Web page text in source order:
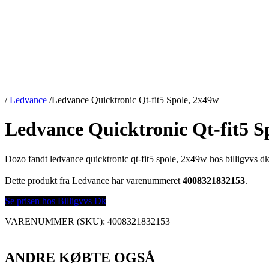
/ Ledvance /Ledvance Quicktronic Qt-fit5 Spole, 2x49w
Ledvance Quicktronic Qt-fit5
Dozo fandt ledvance quicktronic qt-fit5 spole, 2x49w hos billigvvs
Dette produkt fra Ledvance har varenummeret 4008321832153.
Se prisen hos Billigvvs Dk
VARENUMMER (SKU): 4008321832153
ANDRE KØBTE OGSÅ